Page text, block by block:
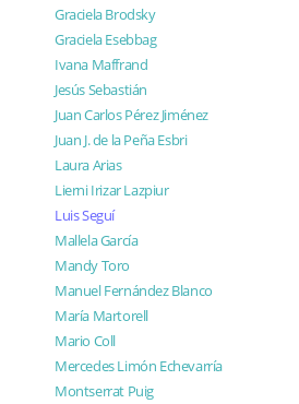
Graciela Brodsky
Graciela Esebbag
Ivana Maffrand
Jesús Sebastián
Juan Carlos Pérez Jiménez
Juan J. de la Peña Esbri
Laura Arias
Lierni Irizar Lazpiur
Luis Seguí
Mallela García
Mandy Toro
Manuel Fernández Blanco
María Martorell
Mario Coll
Mercedes Limón Echevarría
Montserrat Puig